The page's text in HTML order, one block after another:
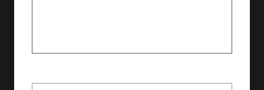
Bitte lasse dieses Feld leer.